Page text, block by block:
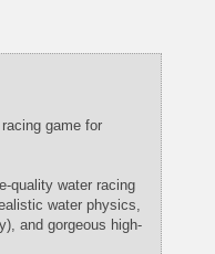
game for
quality water racing
water physics,
and gorgeous high-